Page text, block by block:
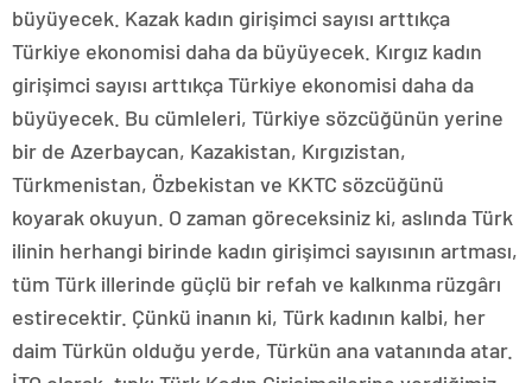
büyüyecek. Kazak kadın girişimci sayısı arttıkça
Türkiye ekonomisi daha da büyüyecek. Kırgız kadın
girişimci sayısı arttıkça Türkiye ekonomisi daha da
büyüyecek. Bu cümleleri, Türkiye sözcüğünün yerine
bir de Azerbaycan, Kazakistan, Kırgızistan,
Türkmenistan, Özbekistan ve KKTC sözcüğünü
koyarak okuyun. O zaman göreceksiniz ki, aslında Türk
ilinin herhangi birinde kadın girişimci sayısının artması,
tüm Türk illerinde güçlü bir refah ve kalkınma rüzgârı
estirecektir. Çünkü inanın ki, Türk kadının kalbi, her
daim Türkün olduğu yerde, Türkün ana vatanında atar.